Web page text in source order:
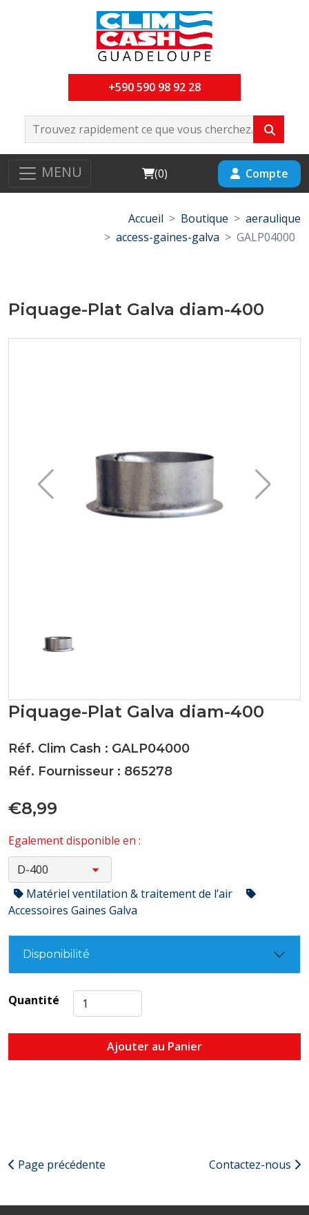
+590 590 98 92 28
MENU Cart
(0) Compte
Accueil Boutique
aeraulique
access-gaines-galva
GALP04000
Piquage-Plat Galva diam-400
Piquage-Plat Galva diam-400
Réf. Clim Cash : GALP04000
Réf. Fournisseur : 865278
€8,99
Egalement disponible en :
Matériel ventilation & traitement de l’air
Accessoires Gaines Galva
Disponibilité
Quantité
Ajouter au Panier
Page précédente Contactez-nous